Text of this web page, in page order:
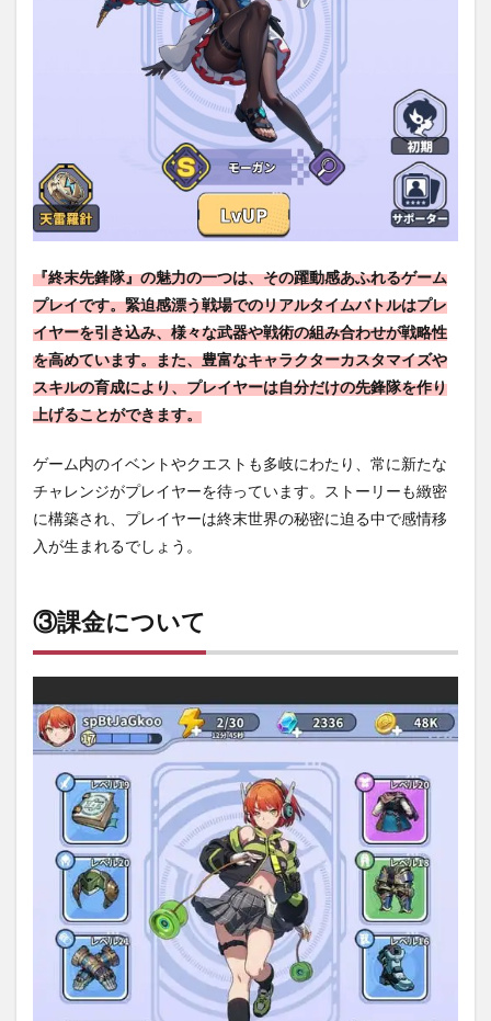
『終末先鋒隊』の魅力の一つは、その躍動感あふれるゲーム
プレイです。緊迫感漂う戦場でのリアルタイムバトルはプレ
イヤーを引き込み、様々な武器や戦術の組み合わせが戦略性
を高めています。また、豊富なキャラクターカスタマイズや
スキルの育成により、プレイヤーは自分だけの先鋒隊を作り
上げることができます。
ゲーム内のイベントやクエストも多岐にわたり、常に新たな
チャレンジがプレイヤーを待っています。ストーリーも緻密
に構築され、プレイヤーは終末世界の秘密に迫る中で感情移
入が生まれるでしょう。
③課金について